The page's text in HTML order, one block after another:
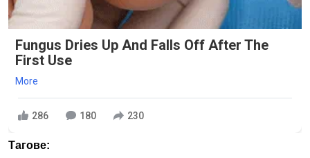
Fungus Dries Up And Falls Off After The
First Use
More
286 180 230
Тагове: